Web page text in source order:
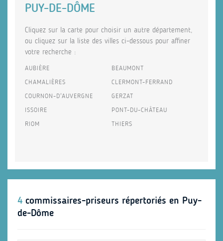
PUY-DE-DÔME
Cliquez sur la carte pour choisir un autre département,
ou cliquez sur la liste des villes ci-dessous pour affiner
votre recherche :
AUBIÈRE
BEAUMONT
CHAMALIÈRES
CLERMONT-FERRAND
COURNON-D'AUVERGNE
GERZAT
ISSOIRE
PONT-DU-CHÂTEAU
RIOM
THIERS
4 commissaires-priseurs répertoriés en Puy-
de-Dôme